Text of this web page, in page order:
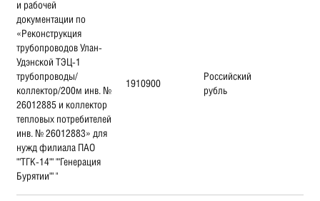
и рабочей
документации по
«Реконструкция
трубопроводов Улан-
Удэнской ТЭЦ-1
трубопроводы/
коллектор/200м инв. №
26012885 и коллектор
тепловых потребителей
инв. № 26012883» для
нужд филиала ПАО
""ТГК-14"" ""Генерация
Бурятии"" "
1910900
Российский
рубль